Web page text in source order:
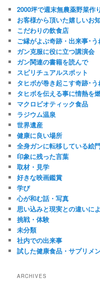
2000坪で週末無農薬野菜作
お客様から頂いた嬉しいお
こだわりの飲食店
ご縁がよぶ奇跡・出来事･
ガン克服に役に立つ講演会
ガン関連の書籍を読んで
スピリチュアルスポット
タヒボが巻き起こす奇跡･
タヒボを伝える事に情熱を
マクロビオティック食品
ラジウム温泉
世界遺産
健康に良い場所
全身ガンに転移している絵
印象に残った言葉
取材・見学
好きな映画鑑賞
学び
心が和む話・写真
思い込みと現実との違いに
挑戦・体験
未分類
社内での出来事
試した健康食品・サプリメ
ARCHIVES